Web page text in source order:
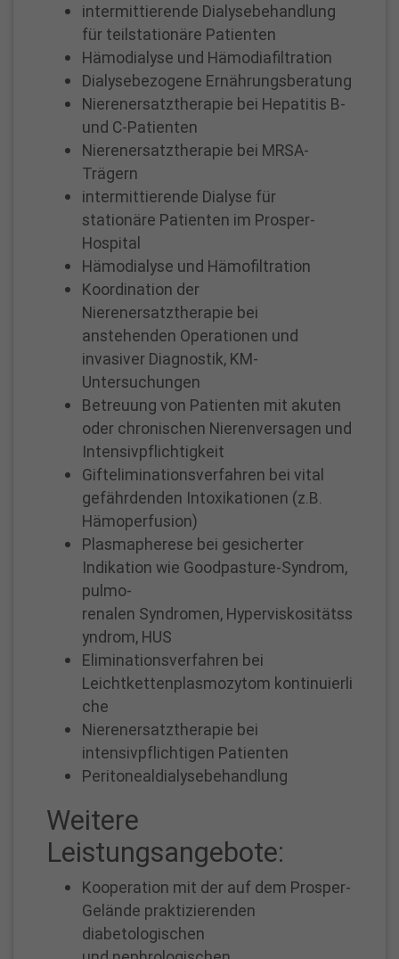
S
t
i
f
t
u
g
s
l
n
i
k
m
P
R
O
E
L
S
E
i
K
r
a
e
n
h
intermittierende Dialysebehandlung
für teilstationäre Patienten
Hämodialyse und Hämodiafiltration
Dialysebezogene Ernährungsberatung
Nierenersatztherapie bei Hepatitis B-
und C-Patienten
Nierenersatztherapie bei MRSA-
Trägern
intermittierende Dialyse für
stationäre Patienten im Prosper-
Hospital
Hämodialyse und Hämofiltration
Koordination der
Nierenersatztherapie bei
anstehenden Operationen und
invasiver Diagnostik, KM-
Untersuchungen
Betreuung von Patienten mit akuten
oder chronischen Nierenversagen und
Intensivpflichtigkeit
Gifteliminationsverfahren bei vital
gefährdenden Intoxikationen (z.B.
Hämoperfusion)
Plasmapherese bei gesicherter
Indikation wie Goodpasture-Syndrom,
pulmo-
renalen Syndromen, Hyperviskositätss
yndrom, HUS
Eliminationsverfahren bei
Leichtkettenplasmozytom kontinuierli
che
Nierenersatztherapie bei
intensivpflichtigen Patienten
Peritonealdialysebehandlung
Weitere
Leistungsangebote:
Kooperation mit der auf dem Prosper-
Gelände praktizierenden
diabetologischen